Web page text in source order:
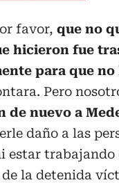
favor, que no
hicieron fue
para que no
Pero
de nuevo a
daño a las
estar trabajando
la detenida